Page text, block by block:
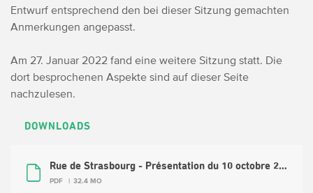
Entwurf entsprechend den bei dieser Sitzung gemachten
Anmerkungen angepasst.
Am 27. Januar 2022 fand eine weitere Sitzung statt. Die
dort besprochenen Aspekte sind auf dieser Seite
nachzulesen.
DOWNLOADS
Rue de Strasbourg - Présentation du 10 octobre 2022 (FR)
PDF 32.4 MO